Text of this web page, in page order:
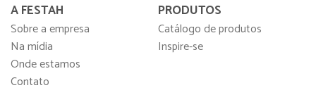
A FESTAH
Sobre a empresa
Na mídia
Onde estamos
Contato
PRODUTOS
Catálogo de produtos
Inspire-se